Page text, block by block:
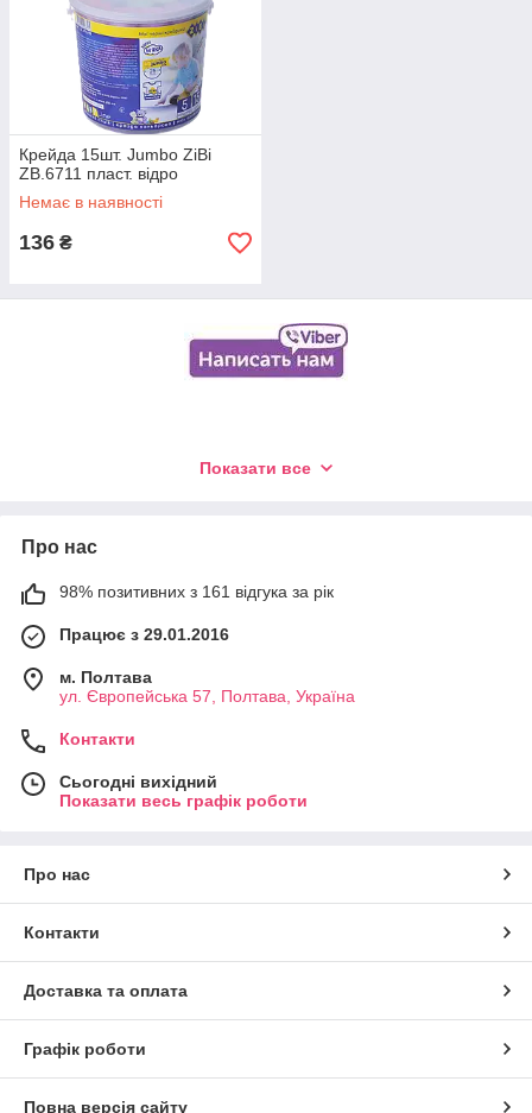
Крейда 15шт. Jumbo ZiBi
ZB.6711 пласт. відро
Немає в наявності
136 ₴
Показати все
Про нас
98% позитивних з 161 відгука за рік
Працює з 29.01.2016
м. Полтава
ул. Європейська 57, Полтава, Україна
Контакти
Сьогодні вихідний
Показати весь графік роботи
Про нас
Контакти
Доставка та оплата
Графік роботи
Повна версія сайту